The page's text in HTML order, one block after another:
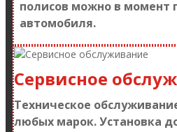
полисов можно в момент
автомобиля.
Сервисное
Техническое
любых марок. Установка